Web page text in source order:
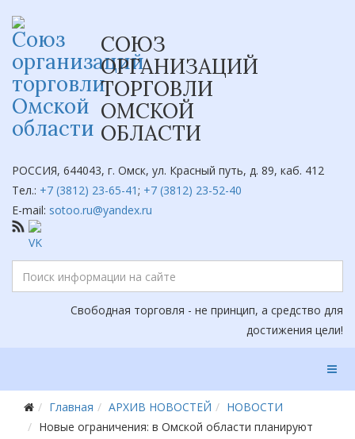
СОЮЗ
ОРГАНИЗАЦИЙ
ТОРГОВЛИ
ОМСКОЙ
ОБЛАСТИ
РОССИЯ, 644043, г. Омск, ул. Красный путь, д. 89, каб. 412
Тел.: +7 (3812) 23-65-41; +7 (3812) 23-52-40
E-mail: sotoo.ru@yandex.ru
Свободная торговля - не принцип, а средство для
достижения цели!
Главная АРХИВ НОВОСТЕЙ
НОВОСТИ
Новые ограничения: в Омской области планируют